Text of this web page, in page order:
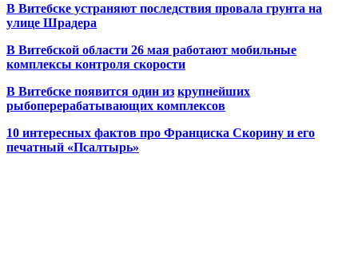
В Витебске устраняют последствия провала грунта на
улице Шрадера
В Витебской области 26 мая работают мобильные
комплексы контроля скорости
В Витебске появится один из крупнейших
рыбоперерабатывающих комплексов
10 интересных фактов про Франциска Скорину и его
печатный «Псалтырь»